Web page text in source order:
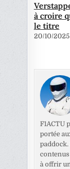
à croire
le titre
20/10/2025
F1ACTU
portée
paddock.
contenus
à offrir